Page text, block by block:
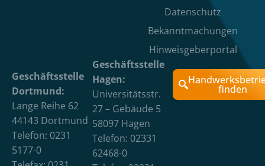
Datenschutz
Bekanntmachungen
Hinweisgeberportal
Geschäftsstelle
Dortmund:
Lange Reihe 62
44143 Dortmund
Telefon: 0231
5177-0
Geschäftsstelle
Hagen:
Universitätsstr.
27 – Gebäude 5
58097 Hagen
Telefon: 02331
62468-0
finden